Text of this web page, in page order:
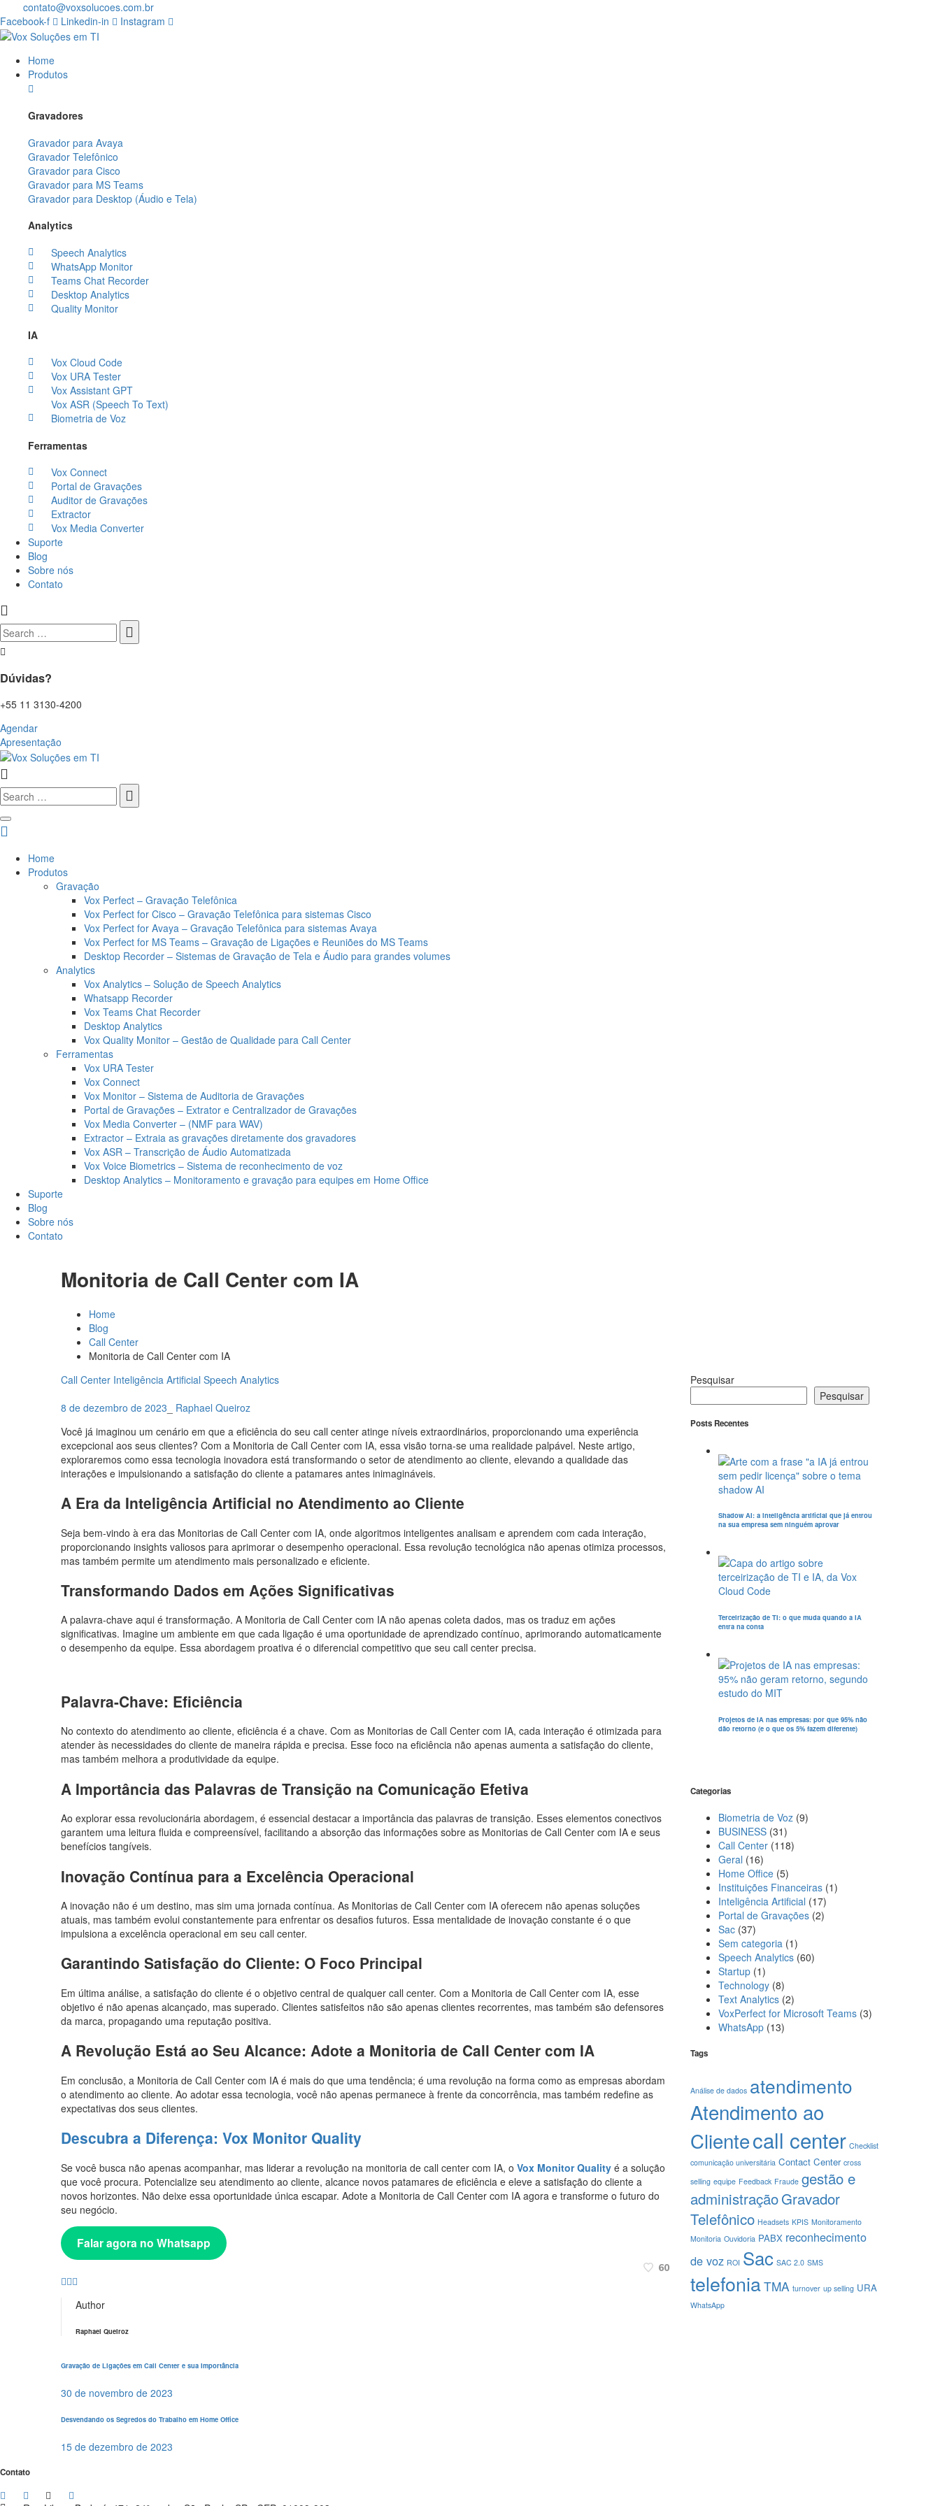
contato@voxsolucoes.com.br
Facebook-f
Linkedin-in Instagram
Home
Produtos
Gravadores
Gravador para Avaya
Gravador Telefônico
Gravador para Cisco
Gravador para MS Teams
Gravador para Desktop (Áudio e Tela)
Analytics
Speech Analytics
WhatsApp Monitor
Teams Chat Recorder
Desktop Analytics
Quality Monitor
IA
Vox Cloud Code
Vox URA Tester
Vox Assistant GPT
Vox ASR (Speech To Text)
Biometria de Voz
Ferramentas
Vox Connect
Portal de Gravações
Auditor de Gravações
Extractor
Vox Media Converter
Suporte
Blog
Sobre nós
Contato
Search
for:
Dúvidas?
+55 11 3130-4200
Agendar
Apresentação
Search
for:
Home
Produtos
Gravação
Vox Perfect – Gravação Telefônica
Vox Perfect for Cisco – Gravação Telefônica para sistemas Cisco
Vox Perfect for Avaya – Gravação Telefônica para sistemas Avaya
Vox Perfect for MS Teams – Gravação de Ligações e Reuniões do MS Teams
Desktop Recorder – Sistemas de Gravação de Tela e Áudio para grandes volumes
Analytics
Vox Analytics – Solução de Speech Analytics
Whatsapp Recorder
Vox Teams Chat Recorder
Desktop Analytics
Vox Quality Monitor – Gestão de Qualidade para Call Center
Ferramentas
Vox URA Tester
Vox Connect
Vox Monitor – Sistema de Auditoria de Gravações
Portal de Gravações – Extrator e Centralizador de Gravações
Vox Media Converter – (NMF para WAV)
Extractor – Extraia as gravações diretamente dos gravadores
Vox ASR – Transcrição de Áudio Automatizada
Vox Voice Biometrics – Sistema de reconhecimento de voz
Desktop Analytics – Monitoramento e gravação para equipes em Home Office
Suporte
Blog
Sobre nós
Contato
Monitoria de Call Center com IA
Home
Blog
Call Center
Monitoria de Call Center com IA
Call Center Inteligência Artificial Speech Analytics
8 de dezembro de 2023
Raphael Queiroz
Você já imaginou um cenário em que a eficiência do seu call center atinge níveis extraordinários, proporcionando uma experiência
excepcional aos seus clientes? Com a Monitoria de Call Center com IA, essa visão torna-se uma realidade palpável. Neste artigo,
exploraremos como essa tecnologia inovadora está transformando o setor de atendimento ao cliente, elevando a qualidade das
interações e impulsionando a satisfação do cliente a patamares antes inimagináveis.
A Era da Inteligência Artificial no Atendimento ao Cliente
Seja bem-vindo à era das Monitorias de Call Center com IA, onde algoritmos inteligentes analisam e aprendem com cada interação,
proporcionando insights valiosos para aprimorar o desempenho operacional. Essa revolução tecnológica não apenas otimiza processos,
mas também permite um atendimento mais personalizado e eficiente.
Transformando Dados em Ações Significativas
A palavra-chave aqui é transformação. A Monitoria de Call Center com IA não apenas coleta dados, mas os traduz em ações
significativas. Imagine um ambiente em que cada ligação é uma oportunidade de aprendizado contínuo, aprimorando automaticamente
o desempenho da equipe. Essa abordagem proativa é o diferencial competitivo que seu call center precisa.
Palavra-Chave: Eficiência
No contexto do atendimento ao cliente, eficiência é a chave. Com as Monitorias de Call Center com IA, cada interação é otimizada para
atender às necessidades do cliente de maneira rápida e precisa. Esse foco na eficiência não apenas aumenta a satisfação do cliente,
mas também melhora a produtividade da equipe.
A Importância das Palavras de Transição na Comunicação Efetiva
Ao explorar essa revolucionária abordagem, é essencial destacar a importância das palavras de transição. Esses elementos conectivos
garantem uma leitura fluida e compreensível, facilitando a absorção das informações sobre as Monitorias de Call Center com IA e seus
benefícios tangíveis.
Inovação Contínua para a Excelência Operacional
A inovação não é um destino, mas sim uma jornada contínua. As Monitorias de Call Center com IA oferecem não apenas soluções
atuais, mas também evolui constantemente para enfrentar os desafios futuros. Essa mentalidade de inovação constante é o que
impulsiona a excelência operacional em seu call center.
Garantindo Satisfação do Cliente: O Foco Principal
Em última análise, a satisfação do cliente é o objetivo central de qualquer call center. Com a Monitoria de Call Center com IA, esse
objetivo é não apenas alcançado, mas superado. Clientes satisfeitos não são apenas clientes recorrentes, mas também são defensores
da marca, propagando uma reputação positiva.
A Revolução Está ao Seu Alcance: Adote a Monitoria de Call Center com IA
Em conclusão, a Monitoria de Call Center com IA é mais do que uma tendência; é uma revolução na forma como as empresas abordam
o atendimento ao cliente. Ao adotar essa tecnologia, você não apenas permanece à frente da concorrência, mas também redefine as
expectativas dos seus clientes.
Descubra a Diferença: Vox Monitor Quality
Se você busca não apenas acompanhar, mas liderar a revolução na monitoria de call center com IA, o Vox Monitor Quality é a solução
que você procura. Potencialize seu atendimento ao cliente, alcance novos patamares de eficiência e eleve a satisfação do cliente a
novos horizontes. Não deixe essa oportunidade única escapar. Adote a Monitoria de Call Center com IA agora e transforme o futuro do
seu negócio.
Falar agora no Whatsapp
60
Author
Raphael Queiroz
Gravação de Ligações em Call Center e sua Importância
30 de novembro de 2023
Desvendando os Segredos do Trabalho em Home Office
15 de dezembro de 2023
Pesquisar
Pesquisar
Posts Recentes
Shadow AI: a inteligência artificial que já entrou
na sua empresa sem ninguém aprovar
Terceirização de TI: o que muda quando a IA
entra na conta
Projetos de IA nas empresas: por que 95% não
dão retorno (e o que os 5% fazem diferente)
Categorias
Biometria de Voz (9)
BUSINESS (31)
Call Center (118)
Geral (16)
Home Office (5)
Instituições Financeiras (1)
Inteligência Artificial (17)
Portal de Gravações (2)
Sac (37)
Sem categoria (1)
Speech Analytics (60)
Startup (1)
Technology (8)
Text Analytics (2)
VoxPerfect for Microsoft Teams (3)
WhatsApp (13)
Tags
Análise de dados atendimento
Atendimento ao
Clientecall center Checklist
comunicação universitária Contact Center cross
selling equipe Feedback Fraude gestão e
administraçãoGravador
Telefônico Headsets KPIS Monitoramento
Monitoria Ouvidoria PABX reconhecimento
de voz ROI Sac SAC 2.0 SMS
telefoniaTMA turnover up selling URA
WhatsApp
Contato